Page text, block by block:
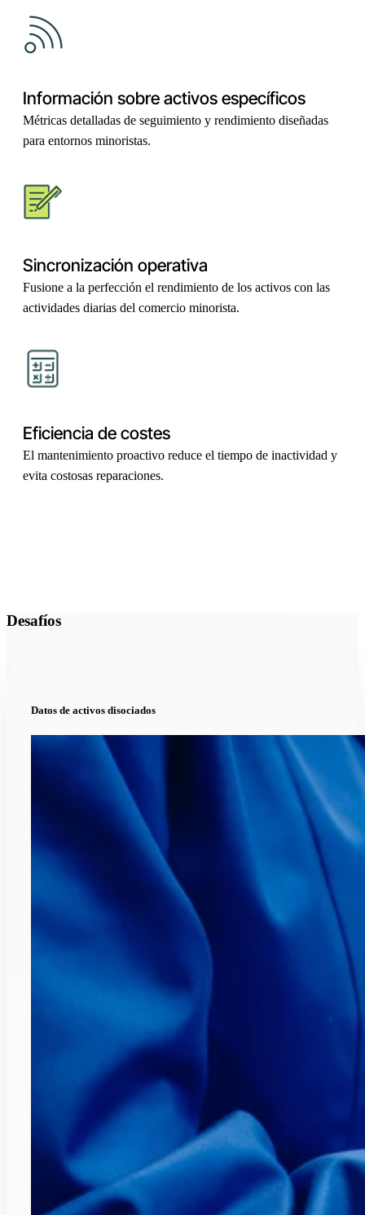
Información sobre activos específicos
Métricas detalladas de seguimiento y rendimiento diseñadas
para entornos minoristas.
Sincronización operativa
Fusione a la perfección el rendimiento de los activos con las
actividades diarias del comercio minorista.
Eficiencia de costes
El mantenimiento proactivo reduce el tiempo de inactividad y
evita costosas reparaciones.
Desafíos
Datos de activos disociados